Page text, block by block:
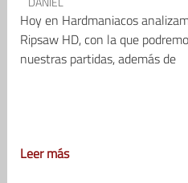
Hoy en Hardmaniacos
Ripsaw HD, con la que
nuestras partidas, además de
Leer más